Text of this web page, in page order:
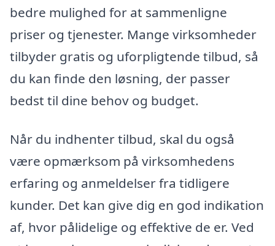
bedre mulighed for at sammenligne
priser og tjenester. Mange virksomheder
tilbyder gratis og uforpligtende tilbud, så
du kan finde den løsning, der passer
bedst til dine behov og budget.
Når du indhenter tilbud, skal du også
være opmærksom på virksomhedens
erfaring og anmeldelser fra tidligere
kunder. Det kan give dig en god indikation
af, hvor pålidelige og effektive de er. Ved